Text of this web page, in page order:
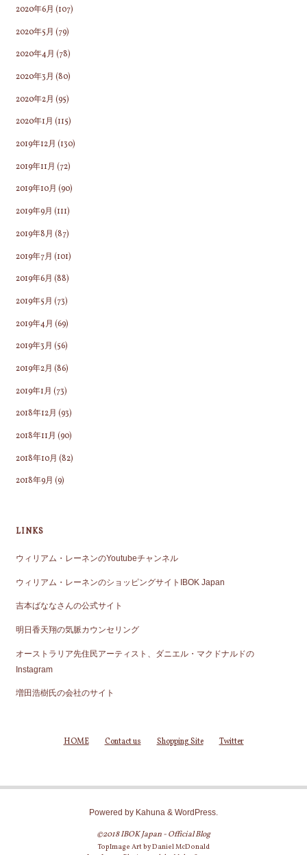
2020年6月 (107)
2020年5月 (79)
2020年4月 (78)
2020年3月 (80)
2020年2月 (95)
2020年1月 (115)
2019年12月 (130)
2019年11月 (72)
2019年10月 (90)
2019年9月 (111)
2019年8月 (87)
2019年7月 (101)
2019年6月 (88)
2019年5月 (73)
2019年4月 (69)
2019年3月 (56)
2019年2月 (86)
2019年1月 (73)
2018年12月 (93)
2018年11月 (90)
2018年10月 (82)
2018年9月 (9)
LINKS
ウィリアム・レーネンのYoutubeチャンネル
ウィリアム・レーネンのショッピングサイトIBOK Japan
吉本ばななさんの公式サイト
明日香天翔の気脈カウンセリング
オーストラリア先住民アーティスト、ダニエル・マクドナルドの
Instagram
増田浩樹氏の会社のサイト
HOME Contact us Shopping Site Twitter
Powered by Kahuna & WordPress
©2018 IBOK Japan - Official Blog
TopImage Art by Daniel McDonald